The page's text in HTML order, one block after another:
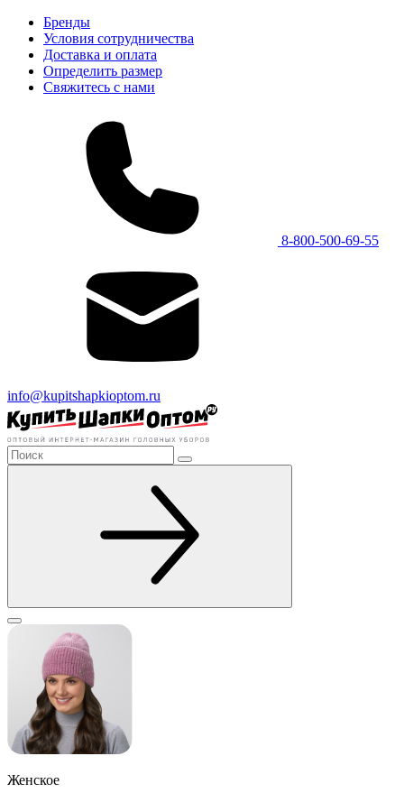
Бренды
Условия сотрудничества
Доставка и оплата
Определить размер
Свяжитесь с нами
8-800-500-69-55
info@kupitshapkioptom.ru
Женское